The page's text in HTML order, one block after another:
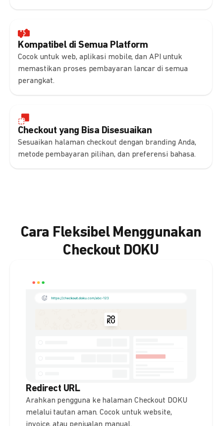
Kompatibel di Semua Platform
Cocok untuk web, aplikasi mobile, dan API untuk
memastikan proses pembayaran lancar di semua
perangkat.
Checkout yang Bisa Disesuaikan
Sesuaikan halaman checkout dengan branding Anda,
metode pembayaran pilihan, dan preferensi bahasa.
Cara Fleksibel Menggunakan
Checkout DOKU
Redirect URL
Arahkan pengguna ke halaman Checkout DOKU
melalui tautan aman. Cocok untuk website,